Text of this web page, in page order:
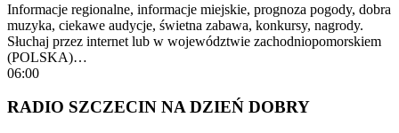
Informacje regionalne, informacje miejskie, prognoza pogody, dobra
muzyka, ciekawe audycje, świetna zabawa, konkursy, nagrody.
Słuchaj przez internet lub w województwie zachodniopomorskiem
(POLSKA)…
06:00
RADIO SZCZECIN NA DZIEŃ DOBRY